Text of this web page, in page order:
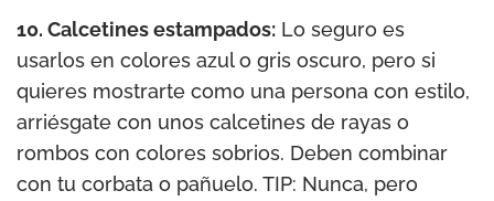
10. Calcetines estampados: Lo seguro es
usarlos en colores azul o gris oscuro, pero si
quieres mostrarte como una persona con estilo,
arriésgate con unos calcetines de rayas o
rombos con colores sobrios. Deben combinar
con tu corbata o pañuelo. TIP: Nunca, pero